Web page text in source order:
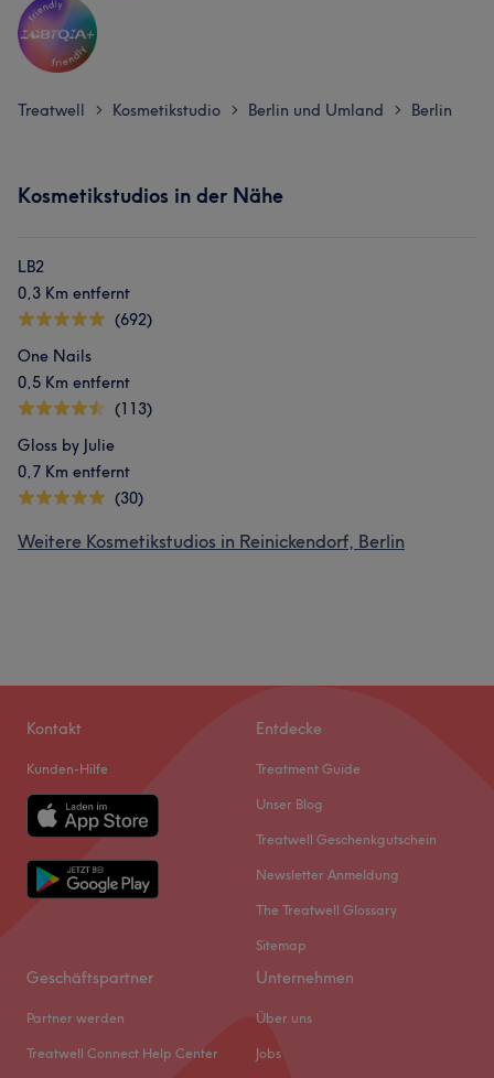
Treatwell > Kosmetikstudio > Berlin und Umland > Berlin
Kosmetikstudios in der Nähe
LB2
0,3 Km entfernt
(692)
One Nails
0,5 Km entfernt
(113)
Gloss by Julie
0,7 Km entfernt
(30)
Weitere Kosmetikstudios in Reinickendorf, Berlin
Kontakt
Kunden-Hilfe
Entdecke
Treatment Guide
Unser Blog
Treatwell Geschenkgutschein
Newsletter Anmeldung
The Treatwell Glossary
Sitemap
Geschäftspartner
Partner werden
Treatwell Connect Help Center
Unternehmen
Über uns
Jobs